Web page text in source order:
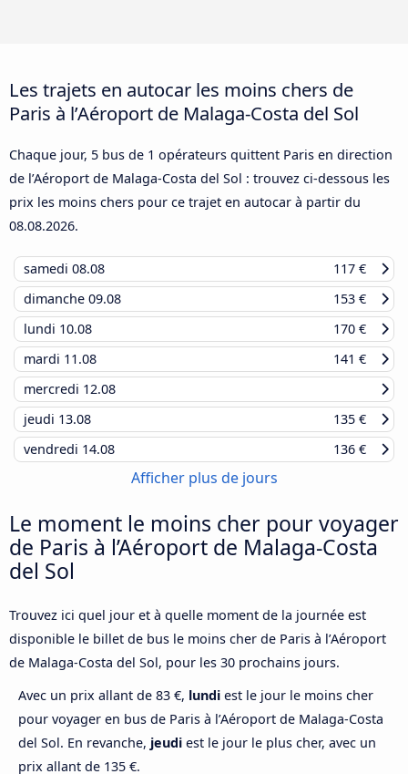
Les trajets en autocar les moins chers de
Paris à l’Aéroport de Malaga-Costa del Sol
Chaque jour, 5 bus de 1 opérateurs quittent Paris en direction
de l’Aéroport de Malaga-Costa del Sol : trouvez ci-dessous les
prix les moins chers pour ce trajet en autocar à partir du
08.08.2026.
samedi 08.08
117 €
dimanche 09.08
153 €
lundi 10.08
170 €
mardi 11.08
141 €
mercredi 12.08
jeudi 13.08
135 €
vendredi 14.08 136 €
Afficher plus de jours
Le moment le moins cher pour voyager
de Paris à l’Aéroport de Malaga-Costa
del Sol
Trouvez ici quel jour et à quelle moment de la journée est
disponible le billet de bus le moins cher de Paris à l’Aéroport
de Malaga-Costa del Sol, pour les 30 prochains jours.
Avec un prix allant de 83 €, lundi est le jour le moins cher
pour voyager en bus de Paris à l’Aéroport de Malaga-Costa
del Sol. En revanche, jeudi est le jour le plus cher, avec un
prix allant de 135 €.